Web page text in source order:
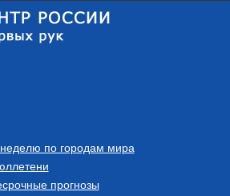
по городам мира
прогнозы